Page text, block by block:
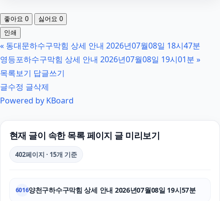
서초이혼변호사
기아 EV3 장기렌트
의정부마약변호사
좋아요 0 싫어요 0
인쇄
« 동대문하수구막힘 상세 안내 2026년07월08일 18시47분
영등포하수구막힘 상세 안내 2026년07월08일 19시01분 »
목록보기 답글쓰기
글수정 글삭제
Powered by KBoard
현재 글이 속한 목록 페이지 글 미리보기
402페이지 · 15개 기준
6016양천구하수구막힘 상세 안내 2026년07월08일 19시57분